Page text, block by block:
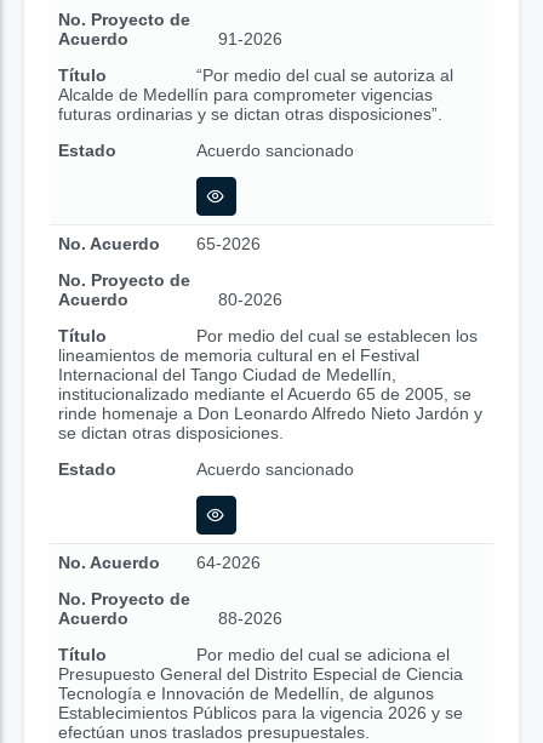
No. Proyecto de
Acuerdo
91-2026
Título
“Por medio del cual se autoriza al
Alcalde de Medellín para comprometer vigencias
futuras ordinarias y se dictan otras disposiciones”.
Estado
Acuerdo sancionado
No. Acuerdo
65-2026
No. Proyecto de
Acuerdo
80-2026
Título
Por medio del cual se establecen los
lineamientos de memoria cultural en el Festival
Internacional del Tango Ciudad de Medellín,
institucionalizado mediante el Acuerdo 65 de 2005, se
rinde homenaje a Don Leonardo Alfredo Nieto Jardón y
se dictan otras disposiciones.
Estado
Acuerdo sancionado
No. Acuerdo
64-2026
No. Proyecto de
Acuerdo
88-2026
Título
Por medio del cual se adiciona el
Presupuesto General del Distrito Especial de Ciencia
Tecnología e Innovación de Medellín, de algunos
Establecimientos Públicos para la vigencia 2026 y se
efectúan unos traslados presupuestales.